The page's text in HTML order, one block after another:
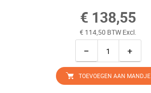
€ 138,55
€ 114,50 BTW Excl.
− +
TOEVOEGEN AAN MANDJE